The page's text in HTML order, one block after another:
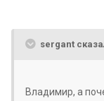
sergant
Владимир, а